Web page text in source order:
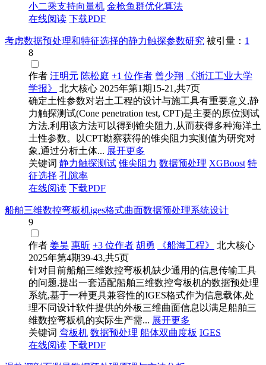
小二乘支持向量机 金枪鱼群优化算法
在线阅读 下载PDF
考虑数据预处理和特征选择的静力触探参数研究 被引量： 1
8
作者 汪明元 陈松庭 +1 位作者 曾少翔
《浙江工业大学
学报》
北大核心 2025年第1期15-21,共7页
确定土性参数对岩土工程的设计与施工具有重要意义,静
力触探测试(Cone penetration test, CPT)是主要的原位测试
方法,利用该方法可以得到锥尖阻力,从而获得多种海洋土
土性参数。以CPT勘察获得的锥尖阻力实测值为研究对
象,通过分析土体... 展开更多
关键词 静力触探测试 锥尖阻力 数据预处理 XGBoost 特
征选择 孔隙率
在线阅读 下载PDF
船舶三维数控弯板机iges格式曲面数据预处理系统设计
9
作者 姜昊 惠昕 +3 位作者 胡勇 《船海工程》
北大核心
2025年第4期39-43,共5页
针对目前船舶三维数控弯板机缺少通用的信息传输工具
的问题,提出一套适配船舶三维数控弯板机的数据预处理
系统,基于一种更具兼容性的IGES格式作为信息载体,处
理不同设计软件提供的外板三维曲面信息以满足船舶三
维数控弯板机的实际生产需... 展开更多
关键词 弯板机 数据预处理 船体双曲度板 IGES
在线阅读 下载PDF